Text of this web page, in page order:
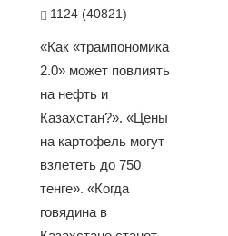
1124 (40821)
«Как «трампономика
2.0» может повлиять
на нефть и
Казахстан?». «Цены
на картофель могут
взлететь до 750
тенге». «Когда
говядина в